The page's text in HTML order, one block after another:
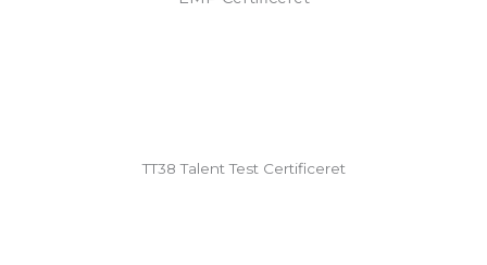
TT38 Talent Test Certificeret